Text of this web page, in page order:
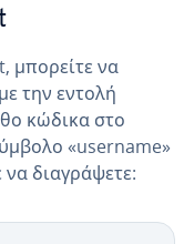
μπορείτε να
την εντολή
κώδικα στο
«username»
διαγράψετε: